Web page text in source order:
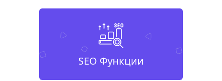
SEO Функции